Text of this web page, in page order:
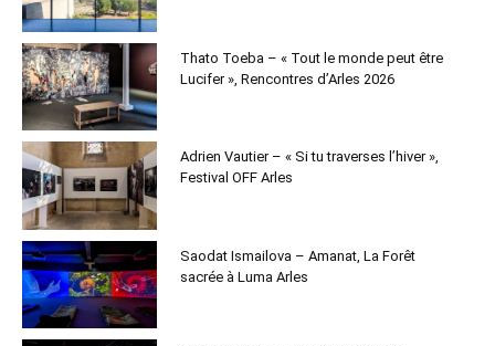
Thato Toeba – « Tout le monde peut être
Lucifer », Rencontres d’Arles 2026
Adrien Vautier – « Si tu traverses l’hiver »,
Festival OFF Arles
Saodat Ismailova – Amanat, La Forêt
sacrée à Luma Arles